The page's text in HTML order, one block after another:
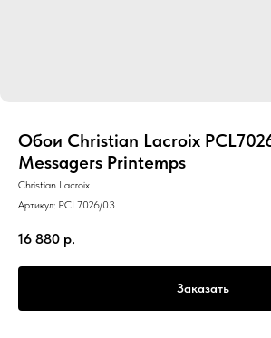
Обои Christian Lacroix
Messagers Printemps
Christian Lacroix
Артикул: PCL7026/03
16 880 р.
Заказать